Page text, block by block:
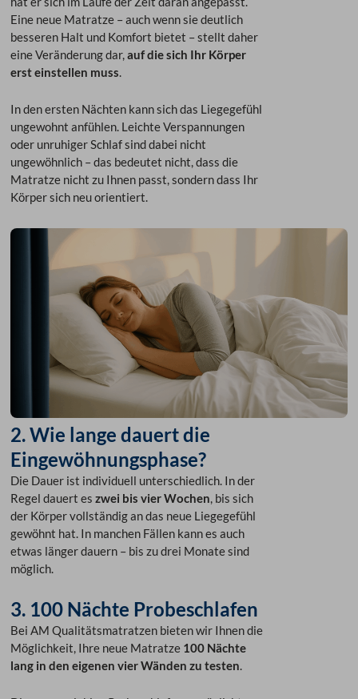
Eine neue Matratze – auch wenn sie deutlich
besseren Halt und Komfort bietet – stellt daher
eine Veränderung dar,auf die sich Ihr Körper
erst einstellen muss.
In den ersten Nächten kann sich das Liegegefühl
ungewohnt anfühlen. Leichte Verspannungen
oder unruhiger Schlaf sind dabei nicht
ungewöhnlich – das bedeutet nicht, dass die
Matratze nicht zu Ihnen passt, sondern dass Ihr
Körper sich neu orientiert.
2. Wie lange dauert die
Eingewöhnungsphase?
Die Dauer ist individuell unterschiedlich. In der
Regel dauert eszwei bis vier Wochen, bis sich
der Körper vollständig an das neue Liegegefühl
gewöhnt hat. In manchen Fällen kann es auch
etwas länger dauern – bis zu drei Monate sind
möglich.
3. 100 Nächte Probeschlafen
Bei AM Qualitätsmatratzen bieten wir Ihnen die
Möglichkeit, Ihre neue Matratze 100 Nächte
lang in den eigenen vier Wänden zu testen.